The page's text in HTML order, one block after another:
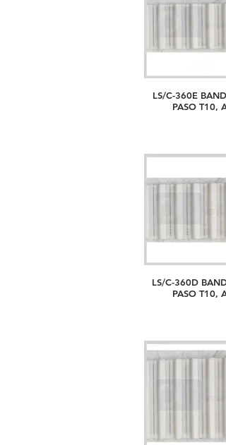
LS/C-360E
PASO T10,
LS/C-360D
PASO T10,